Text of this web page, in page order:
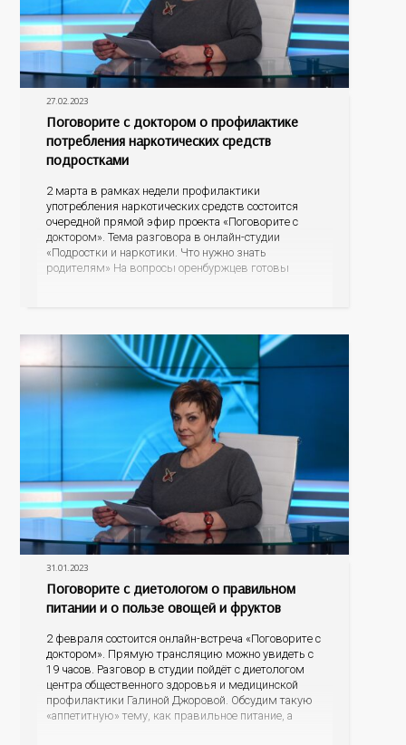
27.02.2023
Поговорите с доктором о профилактике
потребления наркотических средств
подростками
2 марта в рамках недели профилактики
употребления наркотических средств состоится
очередной прямой эфир проекта «Поговорите с
доктором». Тема разговора в онлайн-студии
«Подростки и наркотики. Что нужно знать
родителям» На вопросы оренбуржцев готовы
отделением для детей и подростков Элина Балдина.
31.01.2023
Поговорите с диетологом о правильном
питании и о пользе овощей и фруктов
2 февраля состоится онлайн-встреча «Поговорите с
доктором». Прямую трансляцию можно увидеть с
19 часов. Разговор в студии пойдёт с диетологом
центра общественного здоровья и медицинской
профилактики Галиной Джоровой. Обсудим такую
«аппетитную» тему, как правильное питание, а